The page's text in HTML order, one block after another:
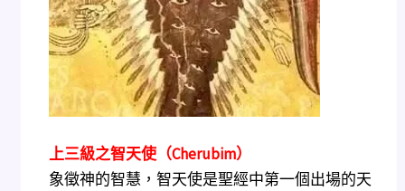
上三級之智天使（Cherubim）
象徵神的智慧，智天使是聖經中第一個出場的天